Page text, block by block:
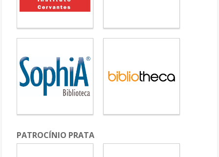
PATROCÍNIO PRATA